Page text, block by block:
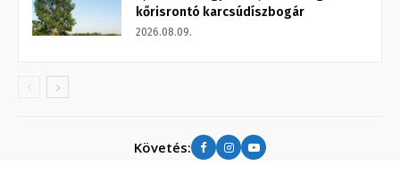
kőrisrontó karcsúdíszbogár
2026.08.09.
Követés: